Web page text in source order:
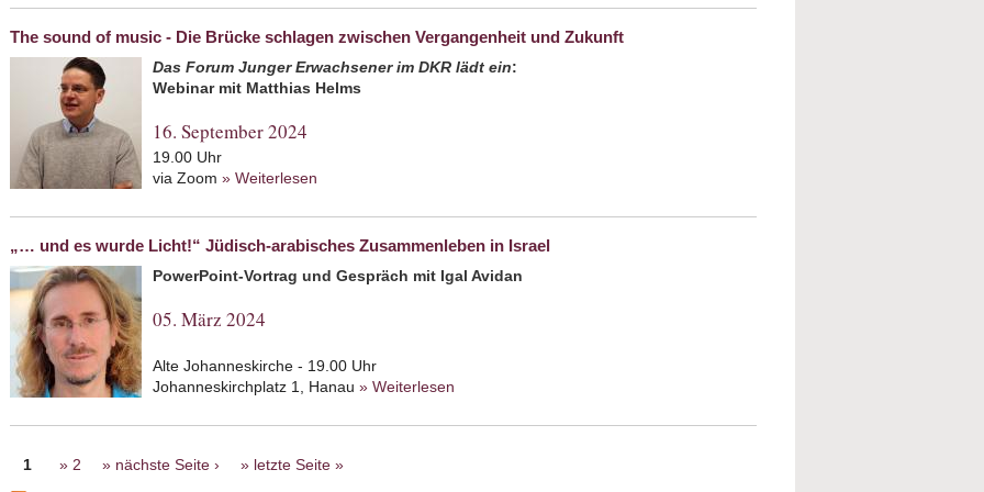
The sound of music - Die Brücke schlagen zwischen Vergangenheit und Zukunft
Das Forum Junger Erwachsener im DKR lädt ein:
Webinar mit Matthias Helms
16. September 2024
19.00 Uhr
via Zoom » Weiterlesen
„… und es wurde Licht!“ Jüdisch-arabisches Zusammenleben in Israel
PowerPoint-Vortrag und Gespräch mit Igal Avidan
05. März 2024
Alte Johanneskirche - 19.00 Uhr
Johanneskirchplatz 1, Hanau » Weiterlesen
Seiten
1 2 nächste Seite › letzte Seite »